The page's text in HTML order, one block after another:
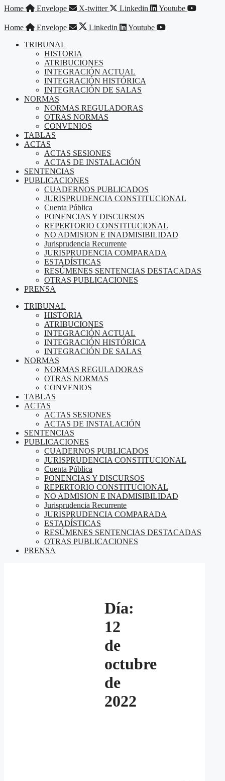
Saltar
contenido
Home Envelope X-twitter Linkedin Youtube
Home Envelope Linkedin
Youtube
TRIBUNAL
HISTORIA
ATRIBUCIONES
INTEGRACIÓN ACTUAL
INTEGRACIÓN HISTÓRICA
INTEGRACIÓN DE SALAS
NORMAS
NORMAS REGULADORAS
OTRAS NORMAS
CONVENIOS
TABLAS
ACTAS
ACTAS SESIONES
ACTAS DE INSTALACIÓN
SENTENCIAS
PUBLICACIONES
CUADERNOS PUBLICADOS
JURISPRUDENCIA CONSTITUCIONAL
Cuenta Pública
PONENCIAS Y DISCURSOS
REPERTORIO CONSTITUCIONAL
NO ADMISION E INADMISIBILIDAD
Jurisprudencia Recurrente
JURISPRUDENCIA COMPARADA
ESTADÍSTICAS
RESÚMENES SENTENCIAS DESTACADAS
OTRAS PUBLICACIONES
PRENSA
TRIBUNAL
HISTORIA
ATRIBUCIONES
INTEGRACIÓN ACTUAL
INTEGRACIÓN HISTÓRICA
INTEGRACIÓN DE SALAS
NORMAS
NORMAS REGULADORAS
OTRAS NORMAS
CONVENIOS
TABLAS
ACTAS
ACTAS SESIONES
ACTAS DE INSTALACIÓN
SENTENCIAS
PUBLICACIONES
CUADERNOS PUBLICADOS
JURISPRUDENCIA CONSTITUCIONAL
Cuenta Pública
PONENCIAS Y DISCURSOS
REPERTORIO CONSTITUCIONAL
NO ADMISION E INADMISIBILIDAD
Jurisprudencia Recurrente
JURISPRUDENCIA COMPARADA
ESTADÍSTICAS
RESÚMENES SENTENCIAS DESTACADAS
OTRAS PUBLICACIONES
PRENSA
Día:
12
de
octubre
de
2022